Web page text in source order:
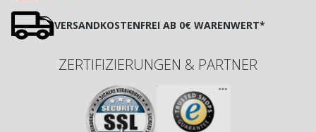
VERSANDKOSTENFREI AB 0€ WARENWERT*
ZERTIFIZIERUNGEN & PARTNER